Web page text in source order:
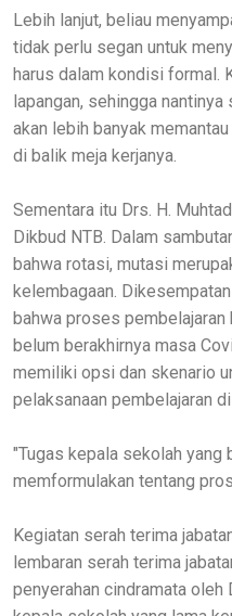
Lebih lanjut, beliau
tidak perlu segan untuk
harus dalam kondisi formal.
lapangan, sehingga
akan lebih banyak
di balik meja kerjanya.
Sementara itu Drs. H.
Dikbud NTB. Dalam
bahwa rotasi, mutasi
kelembagaan.
bahwa proses
belum berakhirnya masa
memiliki opsi dan skenario
pelaksanaan pembelajaran
"Tugas kepala sekolah yang
memformulakan tentang
Kegiatan serah terima
lembaran serah terima
penyerahan cindramata oleh